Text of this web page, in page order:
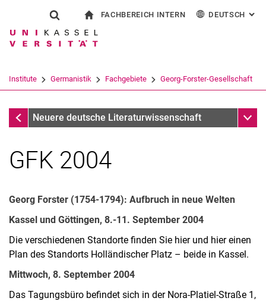
Springe direkt zu: Inhalt
Springe direkt zu: Suche
Springe direkt zu:
Suchformular
Suchbegriff
Suchen (öffnet externen Link in einem
FACHBEREICH INTERN DEUTSCH :
Institute Germanistik Fachgebiete Georg-Forster-Gesellschaft
AktuellesNeuere deutsche Literaturwissenschaft
GFK 2004
Georg Forster (1754-1794): Aufbruch in neue Welten
Kassel und Göttingen, 8.-11. September 2004
Die verschiedenen Standorte finden Sie hier und hier einen
Plan des Standorts Holländischer Platz – beide in Kassel.
Mittwoch, 8. September 2004
Das Tagungsbüro befindet sich in der Nora-Platiel-Straße 1,